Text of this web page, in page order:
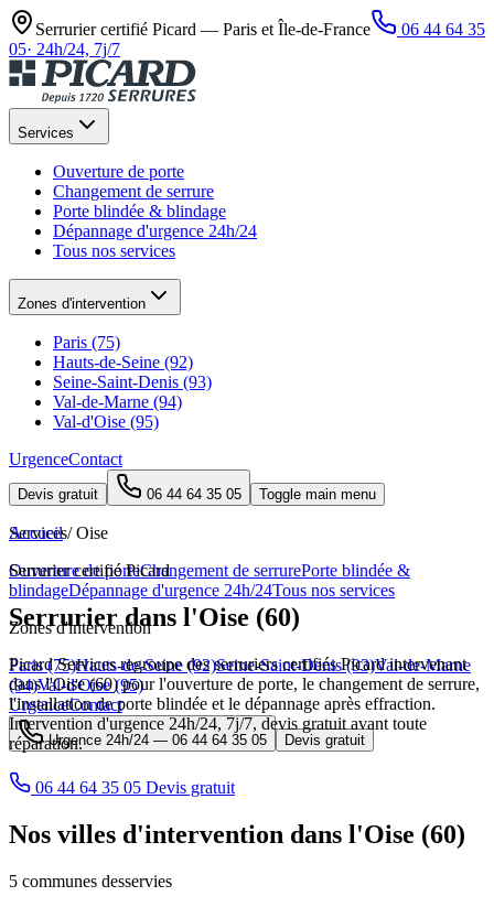
Serrurier certifié Picard — Paris et Île-de-France
06 44 64 35
05· 24h/24, 7j/7
Services
Ouverture de porte
Changement de serrure
Porte blindée & blindage
Dépannage d'urgence 24h/24
Tous nos services
Zones d'intervention
Paris (75)
Hauts-de-Seine (92)
Seine-Saint-Denis (93)
Val-de-Marne (94)
Val-d'Oise (95)
UrgenceContact
Devis gratuit 06 44 64 35 05 Toggle main menu
Services
Ouverture de porteChangement de serrurePorte blindée &
blindageDépannage d'urgence 24h/24Tous nos services
Zones d'intervention
Paris (75)Hauts-de-Seine (92)Seine-Saint-Denis (93)Val-de-Marne
(94)Val-d'Oise (95)
UrgenceContact
Urgence 24h/24 — 06 44 64 35 05 Devis gratuit
Accueil / Oise
Serrurier certifié Picard
Serrurier dans l'Oise (60)
Picard Services regroupe des serruriers certifiés Picard intervenant
dans l'Oise (60) pour l'ouverture de porte, le changement de serrure,
l'installation de porte blindée et le dépannage après effraction.
Intervention d'urgence 24h/24, 7j/7, devis gratuit avant toute
réparation.
06 44 64 35 05 Devis gratuit
Nos villes d'intervention dans l'Oise (60)
5 communes desservies